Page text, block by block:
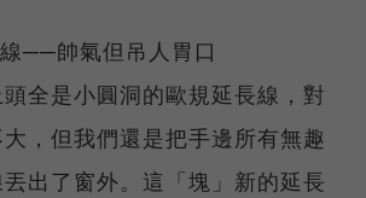
──帥氣但吊人胃口
全是小圓洞的歐規延長線，對
，但我們還是把手邊所有無趣
出了窗外。這「塊」新的延長